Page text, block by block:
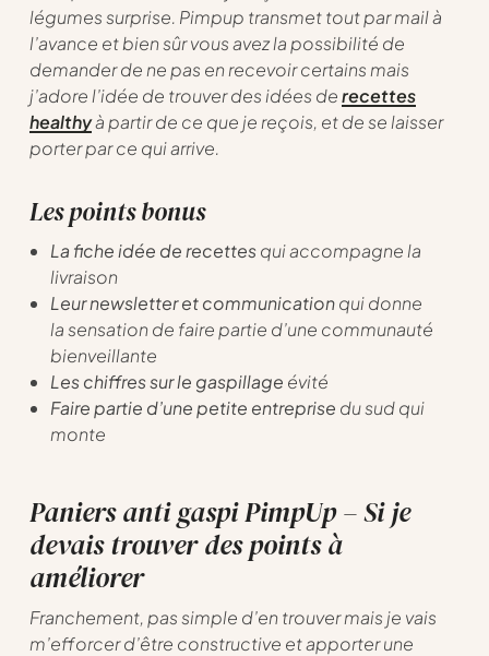
légumes surprise. Pimpup transmet tout par mail à
l’avance et bien sûr vous avez la possibilité de
demander de ne pas en recevoir certains mais
j’adore l’idée de trouver des idées derecettes
healthyà partir de ce que je reçois, et de se laisser
porter par ce qui arrive.
Les points bonus
La fiche idée de recettesqui accompagne la
livraison
Leur newsletter et communicationqui donne
la sensation de faire partie d’une communauté
bienveillante
Les chiffres sur le gaspillage évité
Faire partie d’une petite entreprise du sud qui
monte
Paniers anti gaspi PimpUp – Si je
devais trouver des points à
améliorer
Franchement, pas simple d’en trouver mais je vais
m’efforcer d’être constructive et apporter une